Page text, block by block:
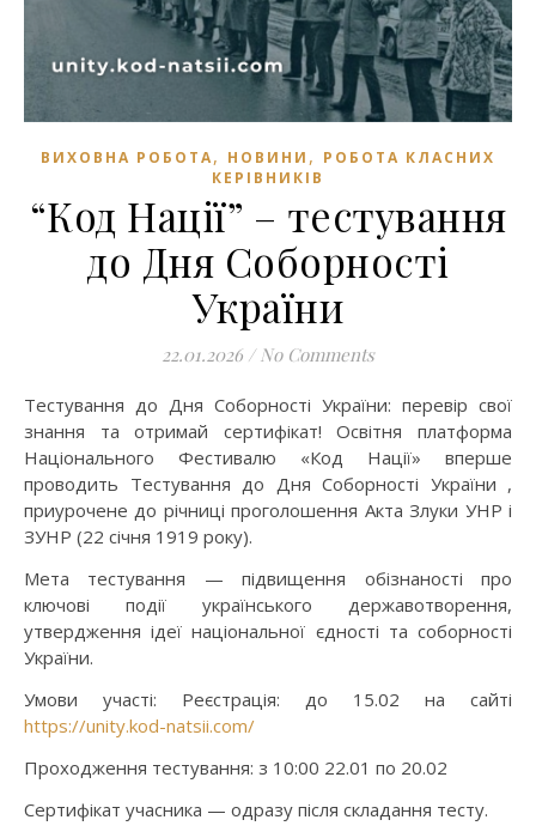
ВИХОВНА РОБОТА, НОВИНИ , РОБОТА КЛАСНИХ
КЕРІВНИКІВ
“Код Нації” – тестування
до Дня Соборності
України
22.01.2026 / No Comments
Тестування до Дня Соборності України: перевір свої
знання та отримай сертифікат! Освітня платформа
Національного Фестивалю «Код Нації» вперше
проводить Тестування до Дня Соборності України ,
приурочене до річниці проголошення Акта Злуки УНР і
ЗУНР (22 січня 1919 року).
Мета тестування — підвищення обізнаності про
ключові події українського державотворення,
утвердження ідеї національної єдності та соборності
України.
Умови участі: Реєстрація: до 15.02 на сайті
https://unity.kod-natsii.com/
Проходження тестування: з 10:00 22.01 по 20.02
Сертифікат учасника — одразу після складання тесту.